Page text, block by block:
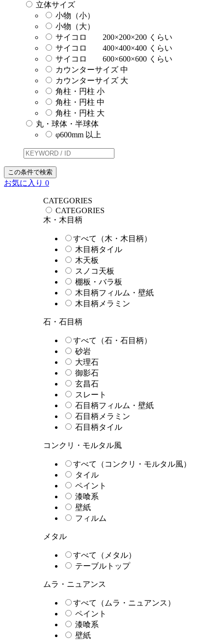
立体サイズ
小物（小）
小物（大）
サイコロ 200×200×200 くらい
サイコロ 400×400×400 くらい
サイコロ 600×600×600 くらい
カウンターサイズ 中
カウンターサイズ 大
角柱・円柱 小
角柱・円柱 中
角柱・円柱 大
丸・球体・半球体
φ600mm 以上
この条件で検索
お気に入り 0
CATEGORIES
CATEGORIES
木・木目柄
すべて（木・木目柄）
木目柄タイル
木天板
スノコ天板
棚板・バラ板
木目柄フィルム・壁紙
木目柄メラミン
石・石目柄
すべて（石・石目柄）
砂岩
大理石
御影石
玄昌石
スレート
石目柄フィルム・壁紙
石目柄メラミン
石目柄タイル
コンクリ・モルタル風
すべて（コンクリ・モルタル風）
タイル
ペイント
漆喰系
壁紙
フィルム
メタル
すべて（メタル）
テーブルトップ
ムラ・ニュアンス
すべて（ムラ・ニュアンス）
ペイント
漆喰系
壁紙